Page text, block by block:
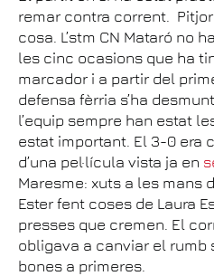
remar contra corrent.
cosa. L’stm CN Mataró no
les cinc ocasions que ha
marcador i a partir del
defensa fèrria s’ha
l’equip sempre han estat
estat important. El 3-0 era
d’una pel·lícula vista ja en
Maresme: xuts a les mans
Ester fent coses de Laura
presses que cremen. El
obligava a canviar el rumb
bones a primeres.